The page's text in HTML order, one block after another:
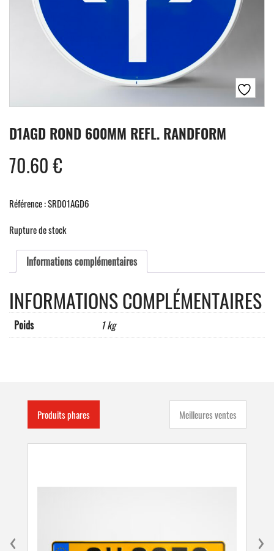
D1AGD ROND 600MM REFL. RANDFORM
70.60€
Référence : SRD01AGD6
Rupture de stock
Informations complémentaires
INFORMATIONS COMPLÉMENTAIRES
Poids 1 kg
Produits phares Meilleures ventes